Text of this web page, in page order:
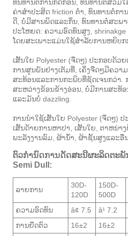
ທົນທານຕໍ່ການກັດກ່ອນ, ທົນທານຕໍ່ສວມ
ຄ່າສໍາປະສິດ friction ຕ່ໍາ, ທົນທານຕໍ່ກາ
ດີ, ບໍ່ມີສານພິດແລະກິ່ນ, ທົນທານຕໍ່ສະພາ
ປະໂຫຍດ: ຄວາມອົດທົນສູງ,
ໂດຍສະເພາະແມ່ນໃຊ້ສໍາລັບການຫຍິບກ
ເສັ້ນໃຍ Polyester (ຈືດໆ) ປະກອບດ້ວ
ການສູນພັນຢ່າງເຕັມທີ່, ເຄິ່ງຈືດໆມີຄວາ
ສະທ້ອນແລະການກະພິບທີ່ຊັດເຈນກວ່າ.
ສະຫວ່າງຂ້ອນຂ້າງອ່ອນ, ບໍ່ມີການສະທ້ອ
ແລະມັນບໍ່ dazzling.
ການນໍາໃຊ້ເສັ້ນໃຍ Polyester (ຈືດໆ)
ເສັ້ນດ້າຍການຫາປາ, ເສັ້ນໃຍ, ຕາຫນ່າ
ພະລັງງານລົມ, ຜ້ານ້ໍາ, ຜ້າຊັ້ນສູງແລະອື່ນ
ຕົວກໍານົດການດັດສະນີຜະລິດຕະພັ
Semi Dull:
ລາຍການ
30D-
120D
150D-
500D
ຄວາມອົດທົນ
â¢ 7.5 â¹ 7.2
ການຍືດຕົວ
16±2 16±2